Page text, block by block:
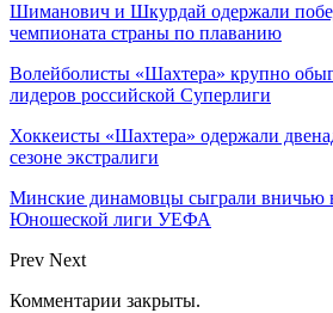
Шиманович и Шкурдай одержали
чемпионата страны по плаванию
Волейболисты «Шахтера» крупно
лидеров российской Суперлиги
Хоккеисты «Шахтера» одержали
сезоне экстралиги
Минские динамовцы сыграли вничью
Юношеской лиги УЕФА
Prev Next
Комментарии закрыты.